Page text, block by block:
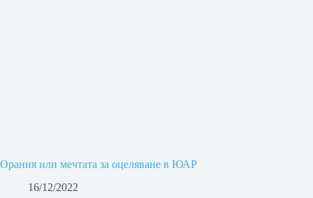
Орания или мечтата за оцеляване в ЮАР
16/12/2022